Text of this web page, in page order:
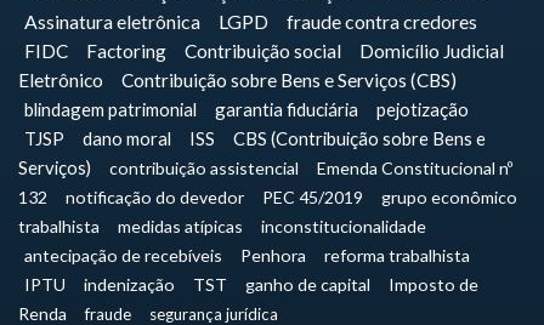
Assinatura eletrônica
LGPD fraude contra credores
FIDC Factoring Contribuição social
Domicílio Judicial
Eletrônico
Contribuição sobre Bens e Serviços (CBS)
blindagem patrimonial
garantia fiduciária
pejotização
TJSP
dano moral ISS
CBS (Contribuição sobre Bens e
Serviços)
contribuição assistencial
Emenda Constitucional nº
132
notificação do devedor PEC 45/2019
grupo econômico
trabalhista
medidas atípicas
inconstitucionalidade
antecipação de recebíveis
Penhora
reforma trabalhista
IPTU
indenização TST ganho de capital
Imposto de
Renda
fraude segurança jurídica